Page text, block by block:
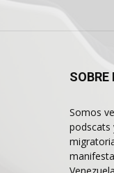
SOBRE
Somos
podscats